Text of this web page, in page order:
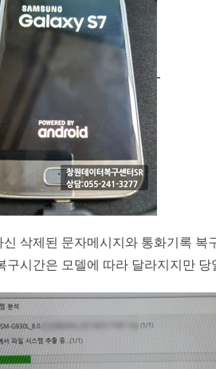
신 삭제된 문자메시지와 통화기록 복
구시간은 모델에 따라 달라지지만